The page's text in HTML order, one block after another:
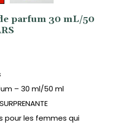
parfum 30 mL/50
– 30 ml/50 ml
pour les femmes qui